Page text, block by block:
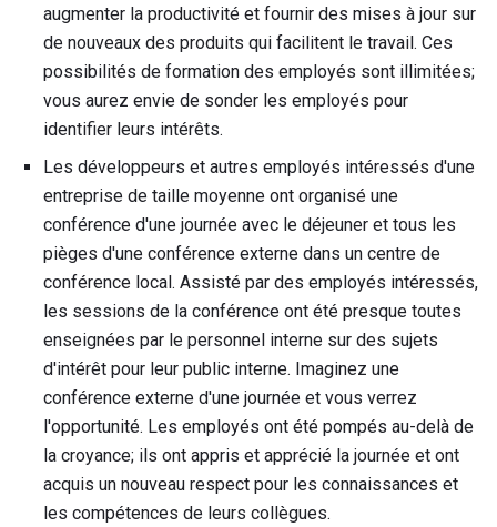
augmenter la productivité et fournir des mises à jour sur
de nouveaux des produits qui facilitent le travail. Ces
possibilités de formation des employés sont illimitées;
vous aurez envie de sonder les employés pour
identifier leurs intérêts.
Les développeurs et autres employés intéressés d'une
entreprise de taille moyenne ont organisé une
conférence d'une journée avec le déjeuner et tous les
pièges d'une conférence externe dans un centre de
conférence local. Assisté par des employés intéressés,
les sessions de la conférence ont été presque toutes
enseignées par le personnel interne sur des sujets
d'intérêt pour leur public interne. Imaginez une
conférence externe d'une journée et vous verrez
l'opportunité. Les employés ont été pompés au-delà de
la croyance; ils ont appris et apprécié la journée et ont
acquis un nouveau respect pour les connaissances et
les compétences de leurs collègues.